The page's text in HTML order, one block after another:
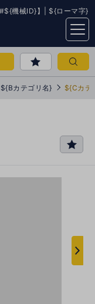
機械ID}】| ${ローマ字}
menu
${Bカテゴリ名} ${Cカテ
favo